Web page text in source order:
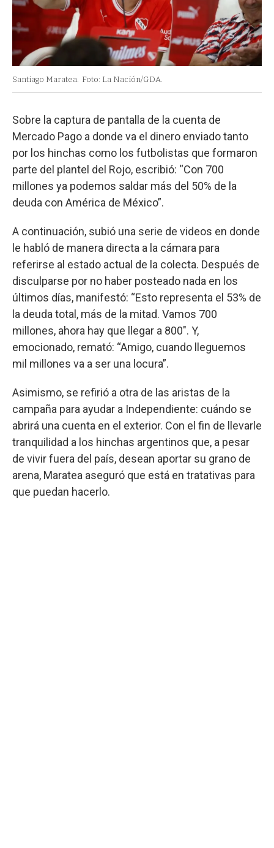
Santiago Maratea. Foto: La Nación/GDA.
Sobre la captura de pantalla de la cuenta de
Mercado Pago a donde va el dinero enviado tanto
por los hinchas como los futbolistas que formaron
parte del plantel del Rojo, escribió: “Con 700
millones ya podemos saldar más del 50% de la
deuda con América de México”.
A continuación, subió una serie de videos en donde
le habló de manera directa a la cámara para
referirse al estado actual de la colecta. Después de
disculparse por no haber posteado nada en los
últimos días, manifestó: “Esto representa el 53% de
la deuda total, más de la mitad. Vamos 700
millones, ahora hay que llegar a 800″. Y,
emocionado, remató: “Amigo, cuando lleguemos
mil millones va a ser una locura”.
Asimismo, se refirió a otra de las aristas de la
campaña para ayudar a Independiente: cuándo se
abrirá una cuenta en el exterior. Con el fin de llevarle
tranquilidad a los hinchas argentinos que, a pesar
de vivir fuera del país, desean aportar su grano de
arena, Maratea aseguró que está en tratativas para
que puedan hacerlo.